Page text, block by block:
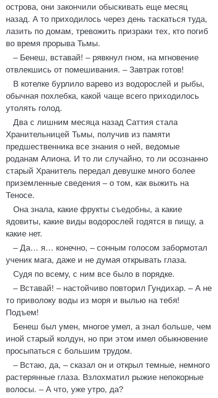
острова, они закончили обыскивать еще месяц
назад. А то приходилось через день таскаться туда,
лазить по домам, тревожить призраки тех, кто погиб
во время прорыва Тьмы.
– Бенеш, вставай! – рявкнул гном, на мгновение
отвлекшись от помешивания. – Завтрак готов!
В котелке бурлило варево из водорослей и рыбы,
обычная похлебка, какой чаще всего приходилось
утолять голод.
Два с лишним месяца назад Саттия стала
Хранительницей Тьмы, получив из памяти
предшественника все знания о ней, ведомые
роданам Алиона. И то ли случайно, то ли осознанно
старый Хранитель передал девушке много более
приземленные сведения – о том, как выжить на
Теносе.
Она знала, какие фрукты съедобны, а какие
ядовиты, какие виды водорослей годятся в пищу, а
какие нет.
– Да… я… конечно, – сонным голосом забормотал
ученик мага, даже и не думая открывать глаза.
Судя по всему, с ним все было в порядке.
– Вставай! – настойчиво повторил Гундихар. – А не
то приволоку воды из моря и вылью на тебя!
Подъем!
Бенеш был умен, многое умел, а знал больше, чем
иной старый колдун, но при этом имел обыкновение
просыпаться с большим трудом.
– Встаю, да, – сказал он и открыл темные, немного
растерянные глаза. Взлохматил рыжие непокорные
волосы. – А что, уже утро, да?